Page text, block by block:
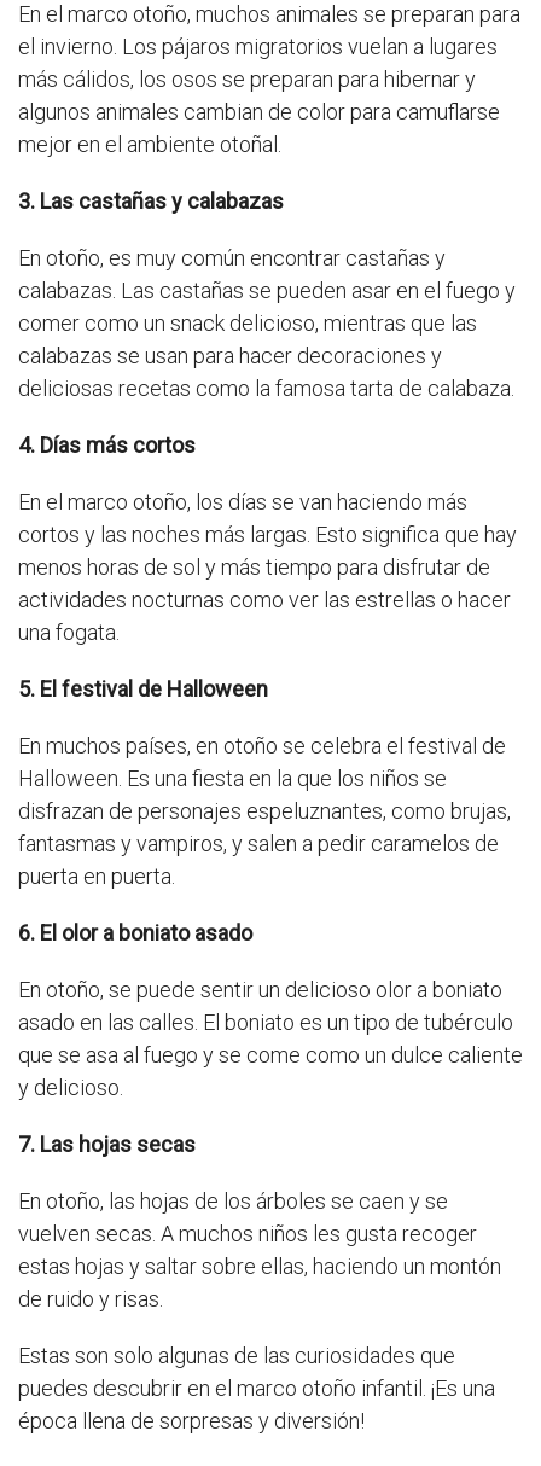
En el marco otoño, muchos animales se preparan para
el invierno. Los pájaros migratorios vuelan a lugares
más cálidos, los osos se preparan para hibernar y
algunos animales cambian de color para camuflarse
mejor en el ambiente otoñal.
3. Las castañas y calabazas
En otoño, es muy común encontrar castañas y
calabazas. Las castañas se pueden asar en el fuego y
comer como un snack delicioso, mientras que las
calabazas se usan para hacer decoraciones y
deliciosas recetas como la famosa tarta de calabaza.
4. Días más cortos
En el marco otoño, los días se van haciendo más
cortos y las noches más largas. Esto significa que hay
menos horas de sol y más tiempo para disfrutar de
actividades nocturnas como ver las estrellas o hacer
una fogata.
5. El festival de Halloween
En muchos países, en otoño se celebra el festival de
Halloween. Es una fiesta en la que los niños se
disfrazan de personajes espeluznantes, como brujas,
fantasmas y vampiros, y salen a pedir caramelos de
puerta en puerta.
6. El olor a boniato asado
En otoño, se puede sentir un delicioso olor a boniato
asado en las calles. El boniato es un tipo de tubérculo
que se asa al fuego y se come como un dulce caliente
y delicioso.
7. Las hojas secas
En otoño, las hojas de los árboles se caen y se
vuelven secas. A muchos niños les gusta recoger
estas hojas y saltar sobre ellas, haciendo un montón
de ruido y risas.
Estas son solo algunas de las curiosidades que
puedes descubrir en el marco otoño infantil. ¡Es una
época llena de sorpresas y diversión!